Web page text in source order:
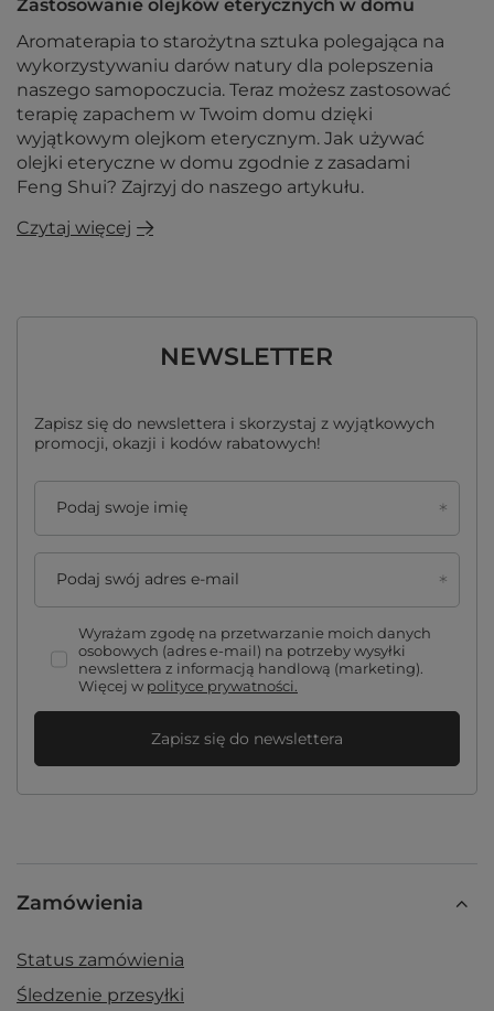
Zastosowanie olejków eterycznych w domu
Aromaterapia to starożytna sztuka polegająca na
wykorzystywaniu darów natury dla polepszenia
naszego samopoczucia. Teraz możesz zastosować
terapię zapachem w Twoim domu dzięki
wyjątkowym olejkom eterycznym. Jak używać
olejki eteryczne w domu zgodnie z zasadami
Feng Shui? Zajrzyj do naszego artykułu.
Czytaj więcej
NEWSLETTER
Zapisz się do newslettera i skorzystaj z wyjątkowych
promocji, okazji i kodów rabatowych!
Podaj swoje imię
Podaj swój adres e-mail
Wyrażam zgodę na przetwarzanie moich danych
osobowych (adres e-mail) na potrzeby wysyłki
newslettera z informacją handlową (marketing).
Więcej w polityce prywatności.
Zapisz się do newslettera
Zamówienia
Status zamówienia
Śledzenie przesyłki